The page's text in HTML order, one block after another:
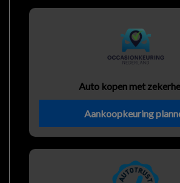
Auto kopen met
Aankoopkeuring